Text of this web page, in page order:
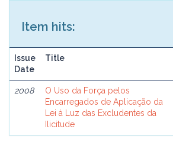
Item hits:
Issue
Date
Title
2008
O Uso da Força pelos
Encarregados de Aplicação da
Lei à Luz das Excludentes da
Ilicitude